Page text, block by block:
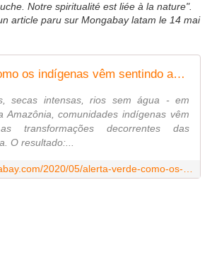
Notre spiritualité est liée à la nature".
article paru sur Mongabay latam le 14 mai
Alerta verde: como os indígenas vêm sentindo as mudanças climáticas na floresta
secas intensas, rios sem água - em
Amazônia, comunidades indígenas vêm
transformações decorrentes das
O resultado:...